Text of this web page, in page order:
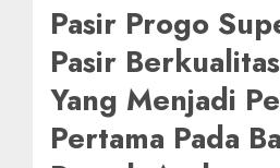
Pasir Progo
Pasir
Yang Menjadi
Pertama Pada